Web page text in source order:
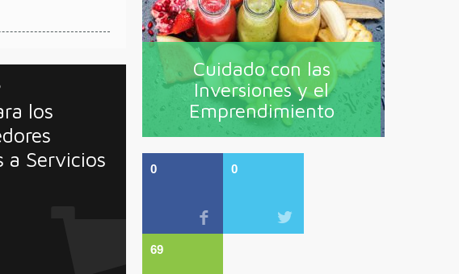
los
a Servicios
Cuidado con las
Inversiones y el
Emprendimiento
0 0
69